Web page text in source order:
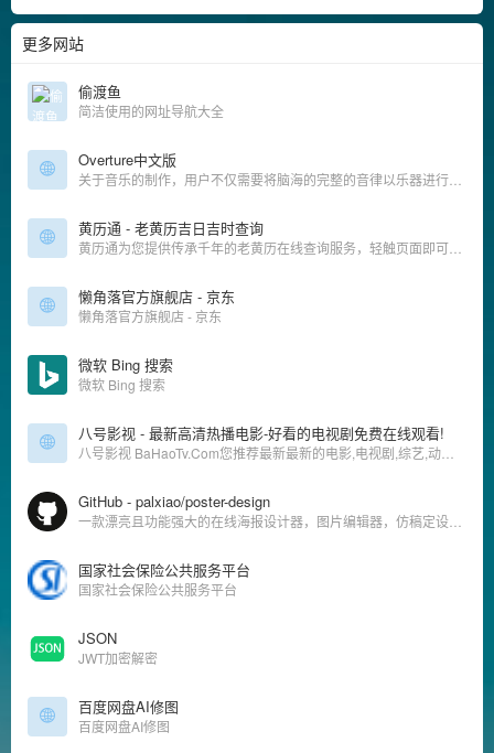
更多网站
偷渡鱼
简洁使用的网址导航大全
Overture中文版
黄历通 - 老黄历吉日吉时查询
懒角落官方旗舰店 - 京东
懒角落官方旗舰店 - 京东
微软 Bing 搜索
微软 Bing 搜索
八号影视 - 最新高清热播电影-好看的电视剧免费在线观看!
GitHub - palxiao/poster-design
国家社会保险公共服务平台
国家社会保险公共服务平台
JSON
JWT加密解密
百度网盘AI修图
百度网盘AI修图